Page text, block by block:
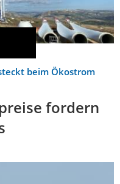
beim Ökostrom
fordern